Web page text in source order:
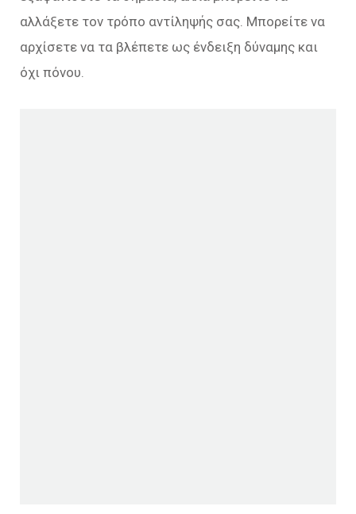
αλλάξετε τον τρόπο αντίληψής σας. Μπορείτε να
αρχίσετε να τα βλέπετε ως ένδειξη δύναμης και
όχι πόνου.